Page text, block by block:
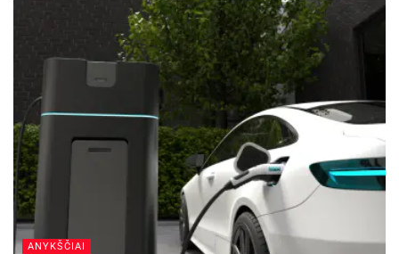
muziejuje-Sakralinio meno centre (Vilniaus g. 11, Anykščiai).
Renginyje dalyvaus Angelų muziejaus įkūrėjos draugai ir
bendražygiai: žurnalistas, kolekcininkas Vilius Kavaliauskas,
kultūrologas Vytautas Balčiūnas.
Žymaus lietuvių išeivijos skulptoriaus Vytauto Kašubos (1915–
ANYKŠČIAI